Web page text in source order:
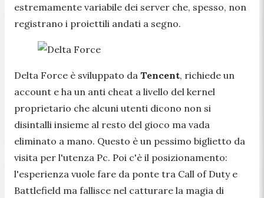
estremamente variabile dei server che, spesso, non
registrano i proiettili andati a segno.
Delta Force è sviluppato da Tencent, richiede un
account e ha un anti cheat a livello del kernel
proprietario che alcuni utenti dicono non si
disintalli insieme al resto del gioco ma vada
eliminato a mano. Questo è un pessimo biglietto da
visita per l'utenza Pc. Poi c'è il posizionamento:
l'esperienza vuole fare da ponte tra Call of Duty e
Battlefield ma fallisce nel catturare la magia di